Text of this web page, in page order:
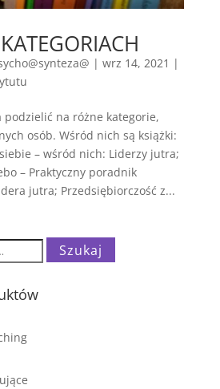
| wrz 14, 2021 |
podzielić na różne kategorie,
osób. Wśród nich są książki:
– wśród nich: Liderzy jutra;
– Praktyczny poradnik
jutra; Przedsiębiorczość z...
Szukaj